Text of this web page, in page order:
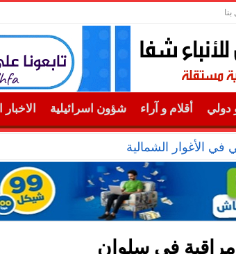
دولي أقلام و آراء شؤون اسرائيلية
الأغوار الشمالية
مراقبة في سلوان